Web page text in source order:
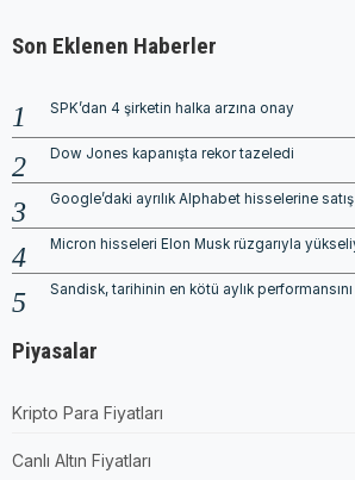
Son Eklenen Haberler
SPK’dan 4 şirketin halka arzına onay
Dow Jones kapanışta rekor tazeledi
Google’daki ayrılık Alphabet hisselerine
Micron hisseleri Elon Musk rüzgarıyla
Sandisk, tarihinin en kötü aylık
Piyasalar
Kripto Para Fiyatları
Canlı Altın Fiyatları